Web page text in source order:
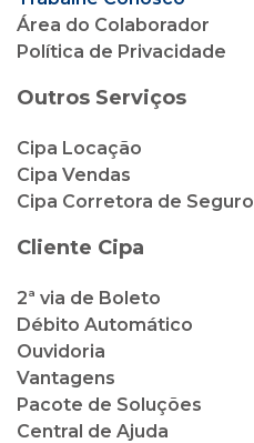
Área do Colaborador
Política de Privacidade
Outros Serviços
Cipa Locação
Cipa Vendas
Cipa Corretora de Seguro
Cliente Cipa
2ª via de Boleto
Débito Automático
Ouvidoria
Vantagens
Pacote de Soluções
Central de Ajuda